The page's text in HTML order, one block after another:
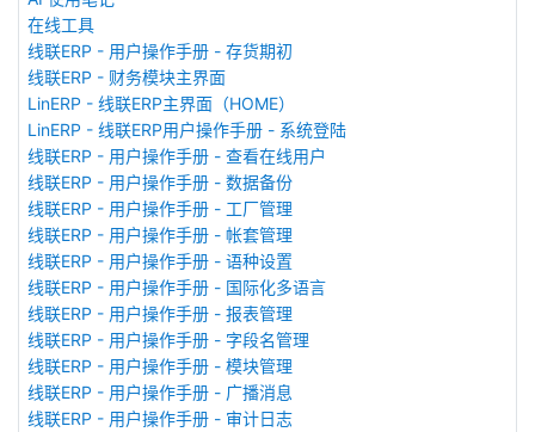
在线工具
线联ERP - 用户操作手册 - 存货期初
线联ERP - 财务模块主界面
LinERP - 线联ERP主界面（HOME）
LinERP - 线联ERP用户操作手册 - 系统登陆
线联ERP - 用户操作手册 - 查看在线用户
线联ERP - 用户操作手册 - 数据备份
线联ERP - 用户操作手册 - 工厂管理
线联ERP - 用户操作手册 - 帐套管理
线联ERP - 用户操作手册 - 语种设置
线联ERP - 用户操作手册 - 国际化多语言
线联ERP - 用户操作手册 - 报表管理
线联ERP - 用户操作手册 - 字段名管理
线联ERP - 用户操作手册 - 模块管理
线联ERP - 用户操作手册 - 广播消息
线联ERP - 用户操作手册 - 审计日志